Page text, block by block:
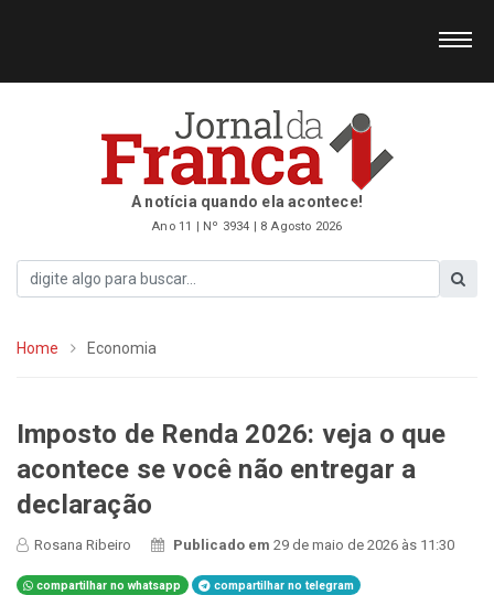
A notícia quando ela acontece!
Ano 11 | Nº 3934 | 8 Agosto 2026
Home Economia
Imposto de Renda 2026: veja o que
acontece se você não entregar a
declaração
Rosana Ribeiro Publicado em29 de maio de 2026 às 11:30
compartilhar no whatsapp
compartilhar no telegram